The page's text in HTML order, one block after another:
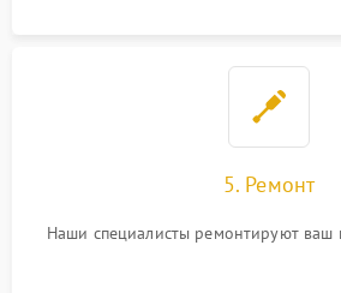
5. Ремонт
Наши специалисты ремонтируют